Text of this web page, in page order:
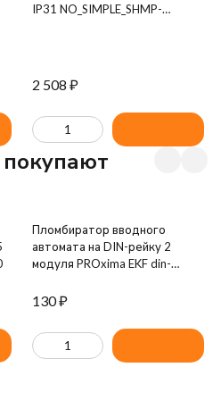
IP31 NO_SIMPLE_SHMP-
2 508 ₽
покупают
Пломбиратор вводного
автомата на DIN-рейку 2
модуля PROxima EKF din-
130₽